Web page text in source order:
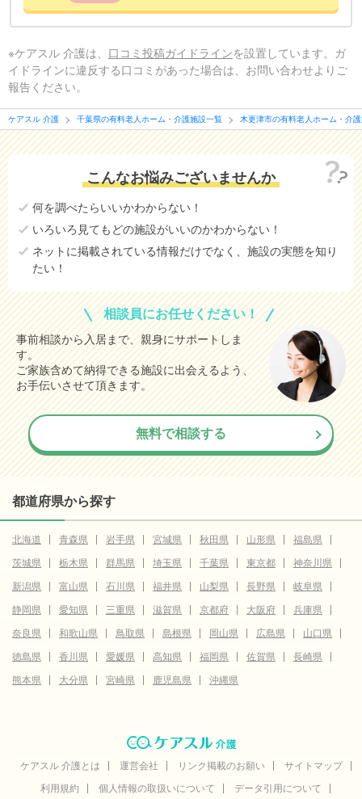
※ケアスル 介護は、 口コミ投稿ガイドラインを設置しています。ガ
イドラインに違反する口コミがあった場合は、お問い合わせよりご
報告ください。
ケアスル 介護 千葉県の有料老人ホーム・介護施設一覧 木更津市の有料老人ホーム・介
こんなお悩みございませんか
何を調べたらいいかわからない！
いろいろ見てもどの施設がいいのかわからない！
ネットに掲載されている情報だけでなく、施設の実態を知り
たい！
相談員にお任せください！
事前相談から入居まで、親身にサポートしま
す。
ご家族含めて納得できる施設に出会えるよう、
お手伝いさせて頂きます。
無料で相談する
都道府県から探す
北海道 青森県 岩手県 宮城県 秋田県 山形県
福島県
茨城県
栃木県 群馬県 埼玉県 千葉県 東京都
神奈川県
新潟県
富山県 石川県 福井県 山梨県 長野県
岐阜県
静岡県
愛知県 三重県 滋賀県 京都府 大阪府
兵庫県
奈良県
和歌山県 鳥取県 島根県 岡山県 広島県
山口県
徳島県
香川県 愛媛県 高知県 福岡県 佐賀県
長崎県
熊本県
大分県 宮崎県 鹿児島県 沖縄県
ケアスル 介護とは 運営会社 リンク掲載のお願い
サイトマップ
利用規約
個人情報の取扱いについて データ引用について